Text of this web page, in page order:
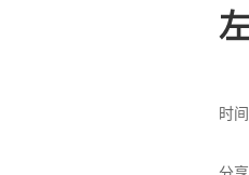
时